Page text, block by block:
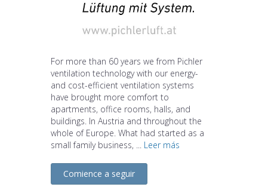
For more than 60 years we from Pichler
ventilation technology with our energy-
and cost-efficient ventilation systems
have brought more comfort to
apartments, office rooms, halls, and
buildings. In Austria and throughout the
whole of Europe. What had started as a
small family business, ... Leer más
Comience a seguir